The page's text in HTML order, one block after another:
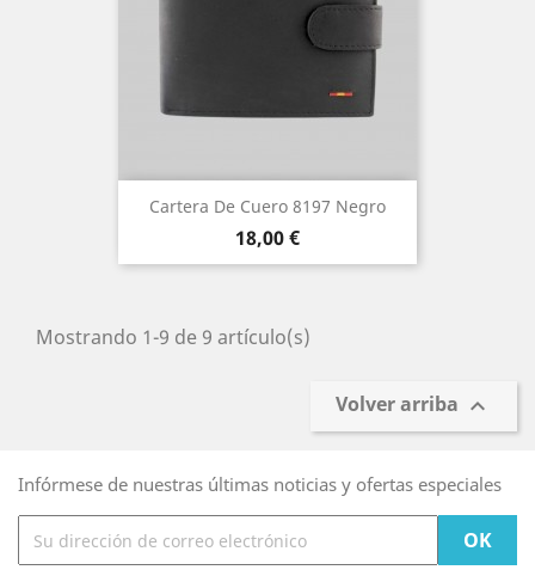
Cartera De Cuero 8197 Negro
Precio
18,00 €
Mostrando 1-9 de 9 artículo(s)
Volver arriba 
Infórmese de nuestras últimas noticias y ofertas especiales